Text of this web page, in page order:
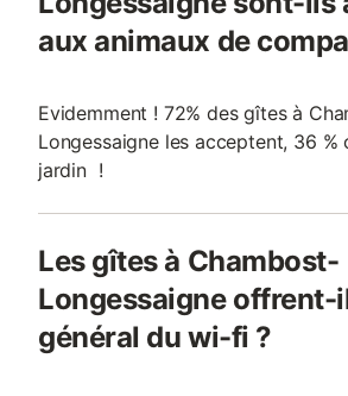
aux animaux de
Evidemment ! 72% des gîtes à
Longessaigne les acceptent, 36 %
jardin !
Les gîtes à Chambost-
Longessaigne offrent-
général du wi-fi ?